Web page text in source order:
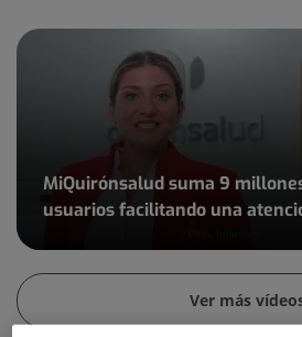
Número
MiQuirónsalud suma 9
usuarios facilitando una
2
de
4
Ver más